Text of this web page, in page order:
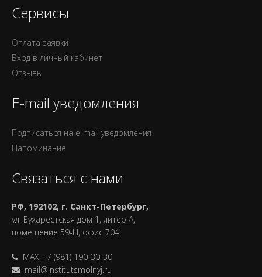
Сервисы
Оплата заявки
Вход в личный кабинет
Отзывы
E-mail уведомления
Подписаться на e-mail уведомления
Напоминание
Связаться с нами
РФ, 192102, г. Санкт-Петербург,
ул. Бухарестская дом 1, литер А,
помещение 59-Н, офис 704.
MAX +7 (981) 190-30-30
mail@institutsmolnyj.ru